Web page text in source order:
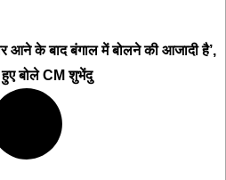
आने के बाद बंगाल में बोलने की आजादी है’,
हुए बोले CM शुभेंदु